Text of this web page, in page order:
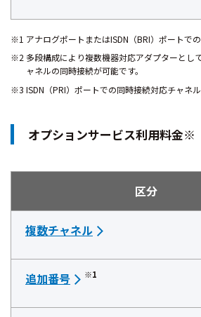
※1 アナログポートまたはISDN（BRI）ポートで
※2 多段構成により複数機器対応アダプターとし
ャネルの同時接続が可能です。
※3 ISDN（PRI）ポートでの同時接続対応チャネル
オプションサービス利用料金※
区分
複数チャネル
追加番号 ※1